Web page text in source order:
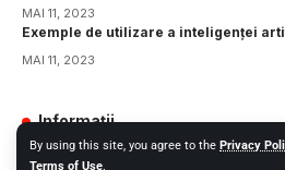
By using this site, you agree to the Privacy
Terms of Use.
MAI 11, 2023
Exemple de utilizare a inteligenței
MAI 11, 2023
Informații
GDPR